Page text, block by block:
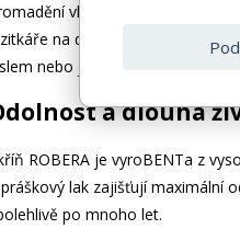
vlhkosti a
na dveřích přihrádek
nebo jiným identifikačním
a dlouhá
ROBERA je vyroBENTa z
lak zajišťují maximální
po mnoho let.